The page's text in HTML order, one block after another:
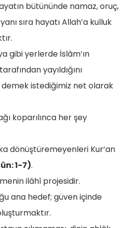
bütününde namaz, oruç,
sıra hayatı Allah’a kulluk
gibi yerlerde İslâm’ın
yayıldığını
istediğimiz net olarak
koparılınca her şey
dönüştüremeyenleri Kur’an
1-7).
ilâhî projesidir.
ana hedef; güven içinde